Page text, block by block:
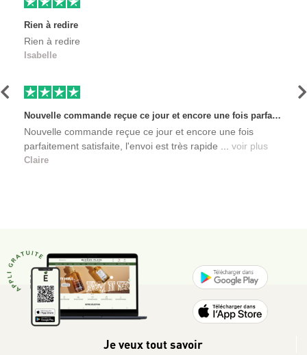
Rien à redire
Rien à redire
Isabelle
Nouvelle commande reçue ce jour et encore une fois parfaitement satisfaite, l'envoi est très rapide et les produits sont toujours conditionnés de manière personnalisés. L'avantage de commander auprès de créateurs indépendants.
Nouvelle commande reçue ce jour et encore une fois
parfaitement satisfaite, l'envoi est très rapide ... voir plus
Claire
Précédent
Je veux tout savoir